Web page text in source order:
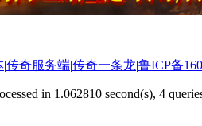
|传奇服务端|传奇一条龙|鲁ICP备
in 1.062810 second(s), 4